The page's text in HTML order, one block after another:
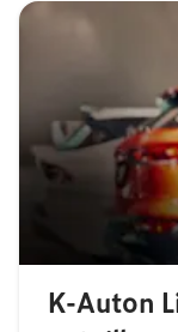
K-Auton